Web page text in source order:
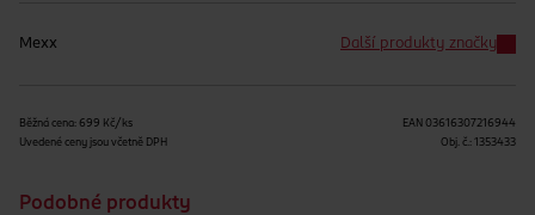
Mexx Další produkty značky
Běžná cena: 699 Kč/ks
Uvedené ceny jsou včetně DPH
EAN 03616307216944
Obj. č.: 1353433
Podobné produkty